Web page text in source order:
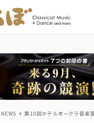
NEWS 第10回ホテルオークラ音楽